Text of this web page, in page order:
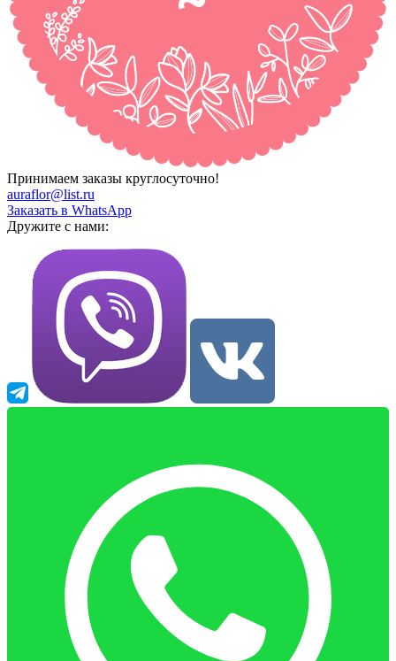
Принимаем заказы круглосуточно!
auraflor@list.ru
Заказать в WhatsApp
Дружите с нами: